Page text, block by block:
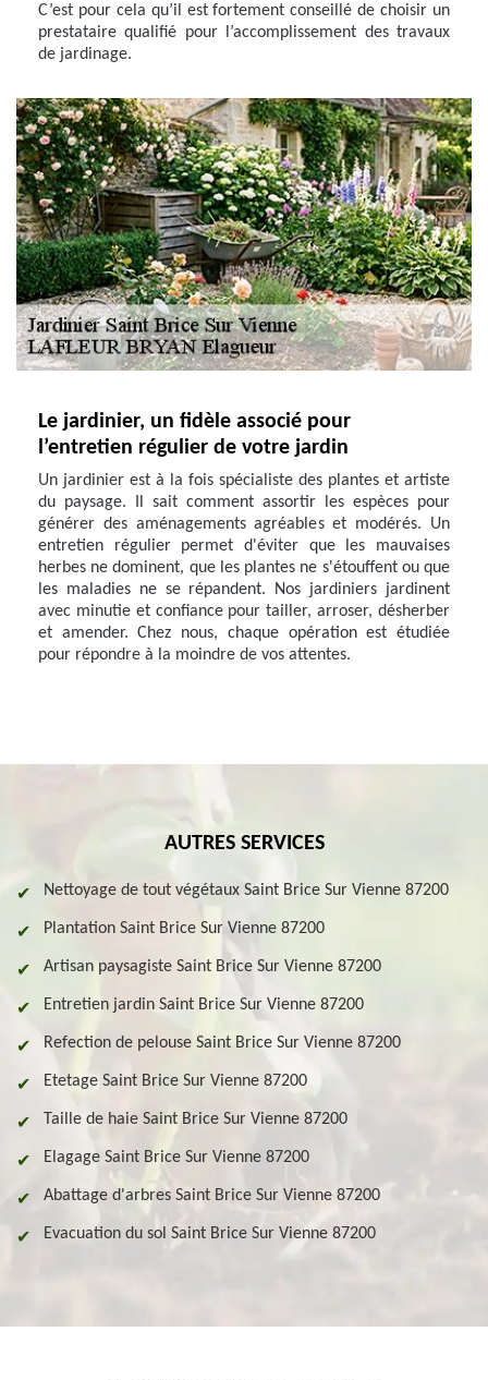
C’est pour cela qu’il est fortement conseillé de choisir un
prestataire qualifié pour l’accomplissement des travaux
de jardinage.
Le jardinier, un fidèle associé pour
l’entretien régulier de votre jardin
Un jardinier est à la fois spécialiste des plantes et artiste
du paysage. Il sait comment assortir les espèces pour
générer des aménagements agréables et modérés. Un
entretien régulier permet d'éviter que les mauvaises
herbes ne dominent, que les plantes ne s'étouffent ou que
les maladies ne se répandent. Nos jardiniers jardinent
avec minutie et confiance pour tailler, arroser, désherber
et amender. Chez nous, chaque opération est étudiée
pour répondre à la moindre de vos attentes.
AUTRES SERVICES
Nettoyage de tout végétaux Saint Brice Sur Vienne 87200
Plantation Saint Brice Sur Vienne 87200
Artisan paysagiste Saint Brice Sur Vienne 87200
Entretien jardin Saint Brice Sur Vienne 87200
Refection de pelouse Saint Brice Sur Vienne 87200
Etetage Saint Brice Sur Vienne 87200
Taille de haie Saint Brice Sur Vienne 87200
Elagage Saint Brice Sur Vienne 87200
Abattage d'arbres Saint Brice Sur Vienne 87200
Evacuation du sol Saint Brice Sur Vienne 87200